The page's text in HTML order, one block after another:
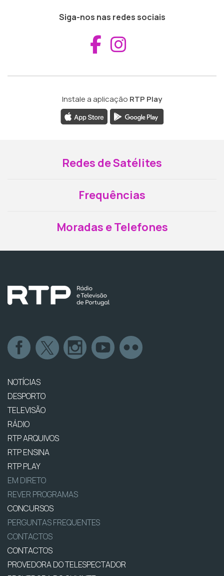
Siga-nos nas redes sociais
Aceder ao
Instale a aplicação RTP Play
Redes de Satélites
Frequências
Moradas e Telefones
NOTÍCIAS
DESPORTO
TELEVISÃO
RÁDIO
RTP ARQUIVOS
RTP ENSINA
RTP PLAY
EM DIRETO
REVER PROGRAMAS
CONCURSOS
PERGUNTAS FREQUENTES
CONTACTOS
CONTACTOS
PROVEDORA DO TELESPECTADOR